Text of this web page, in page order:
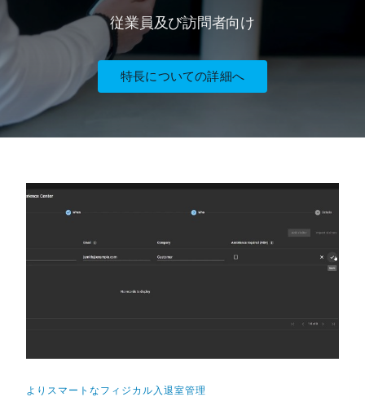
従業員及び訪問者向け
特長についての詳細へ
よりスマートなフィジカル入退室管理